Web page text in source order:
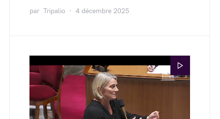
par Tripalio 4 décembre 2025